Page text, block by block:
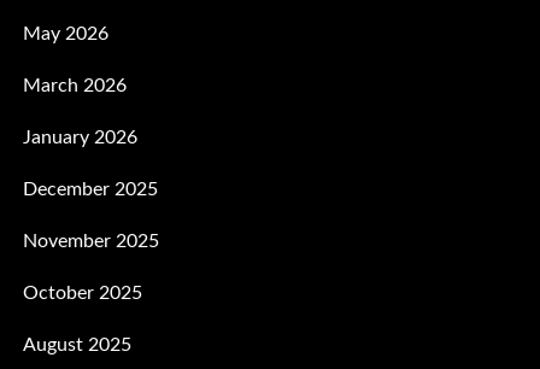
May 2026
March 2026
January 2026
December 2025
November 2025
October 2025
August 2025